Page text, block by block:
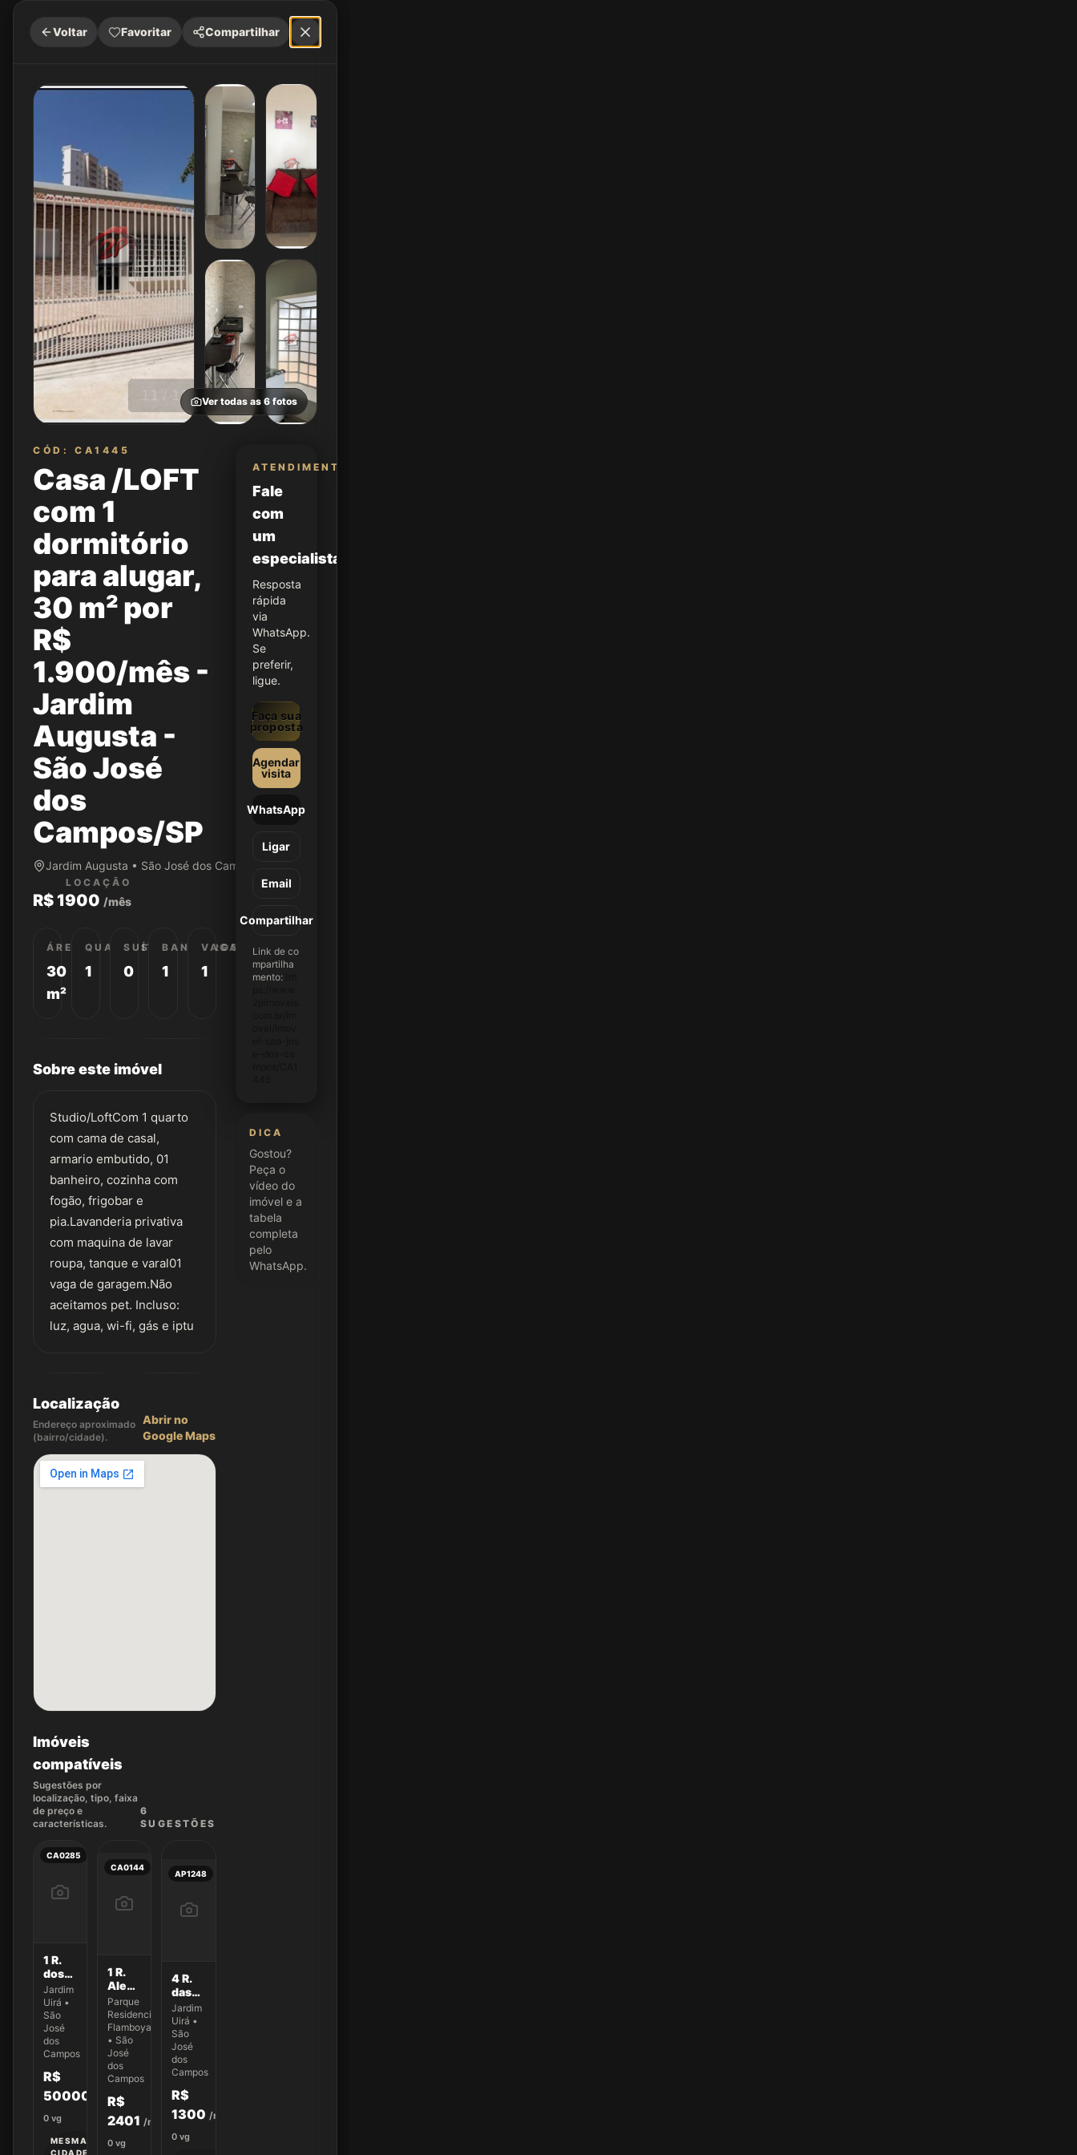
Voltar Favoritar Compartilhar
Ver todas as 6 fotos
CÓD: CA1445
Casa /LOFT
com 1
dormitório
para alugar,
30 m² por
R$
1.900/mês -
Jardim
Augusta -
São José
dos
Campos/SP
Jardim Augusta • São José dos Campos/SP
LOCAÇÃO
R$ 1900 /mês
ÁREA
30
m²
QUARTOS
1
SUÍTES
0
BANHEIROS
1
VAGAS
1
Sobre este imóvel
Studio/LoftCom 1 quarto
com cama de casal,
armario embutido, 01
banheiro, cozinha com
fogão, frigobar e
pia.Lavanderia privativa
com maquina de lavar
roupa, tanque e varal01
vaga de garagem.Não
aceitamos pet. Incluso:
luz, agua, wi-fi, gás e iptu
Localização
Endereço aproximado
(bairro/cidade).
Abrir no
Google Maps
Imóveis
compatíveis
Sugestões por
localização, tipo, faixa
de preço e
características.
6
SUGESTÕES
CA0285
1 R.
dos
Jaburus
270
Jardim
Uirá •
São
José
dos
Campos
R$
500000
0 vg
MESMA
CIDADE •
CA0144
1 R.
Alexandre
Porfírio
da
Silva
149
Parque
Residencial
Flamboyant
• São
José
dos
Campos
R$
2401 /mês
0 vg
AP1248
4 R.
das
Tuiras
351
Jardim
Uirá •
São
José
dos
Campos
R$
1300 /mês
0 vg
ATENDIMENTO
Fale
com
um
especialista
Resposta
rápida
via
WhatsApp.
Se
preferir,
ligue.
Faça sua
proposta
Agendar
visita
WhatsApp
Ligar
Email
Compartilhar
Link de co
mpartilha
mento:
DICA
Gostou?
Peça o
vídeo do
imóvel e a
tabela
completa
pelo
WhatsApp.